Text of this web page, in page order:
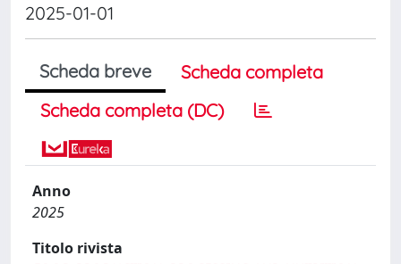
2025-01-01
Scheda breve
Scheda completa
Scheda completa (DC)
Anno
2025
Titolo rivista